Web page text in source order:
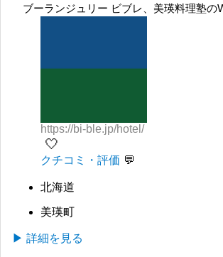
ブーランジュリー ビブレ、美瑛料理塾の
https://bi-ble.jp/hotel/
🤍
クチコミ・評価
北海道
美瑛町
▶ 詳細を見る